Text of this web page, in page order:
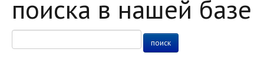
поиска в нашей базе